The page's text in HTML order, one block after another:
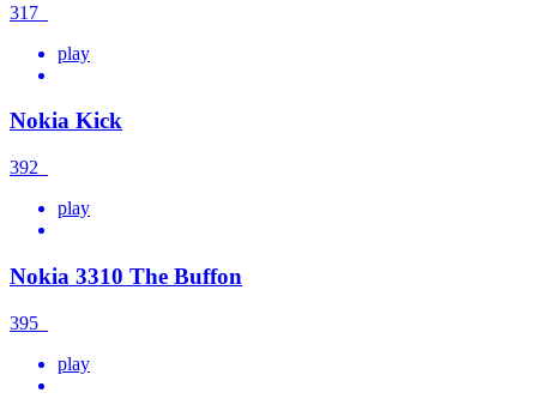
317
play
Nokia Kick
392
play
Nokia 3310 The Buffon
395
play